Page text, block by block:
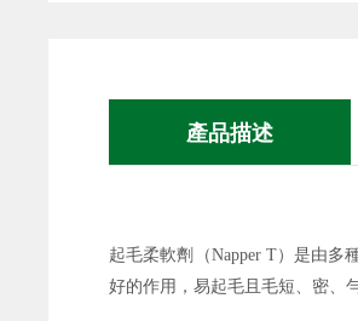
產品描述
起毛柔軟劑（Napper T）是由多
好的作用，易起毛且毛短、密、